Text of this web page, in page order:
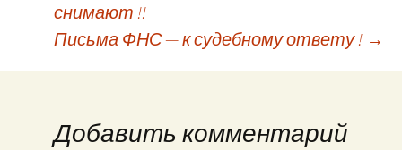
Навигация по записям
снимают !!
Письма ФНС — к судебному ответу ! →
Добавить комментарий